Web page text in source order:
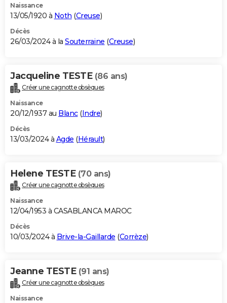
Naissance
13/05/1920 à Noth (Creuse)
Décès
26/03/2024 à la Souterraine (Creuse)
Jacqueline TESTE (86 ans)
Créer une cagnotte obsèques
Naissance
20/12/1937 au Blanc(Indre)
Décès
13/03/2024 à Agde (Hérault)
Helene TESTE (70 ans)
Créer une cagnotte obsèques
Naissance
12/04/1953 à CASABLANCA MAROC
Décès
10/03/2024 à Brive-la-Gaillarde (Corrèze)
Jeanne TESTE (91 ans)
Créer une cagnotte obsèques
Naissance